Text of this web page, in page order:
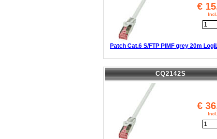
€
Patch Cat.6 S/FTP PIMF grey 20m
CQ2142S
€